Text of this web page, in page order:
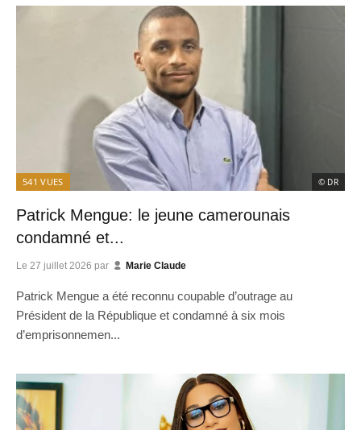
541 VUES © DR
Patrick Mengue: le jeune camerounais
condamné et...
Le 27 juillet 2026 par Marie Claude
Patrick Mengue a été reconnu coupable d’outrage au
Président de la République et condamné à six mois
d’emprisonnemen...